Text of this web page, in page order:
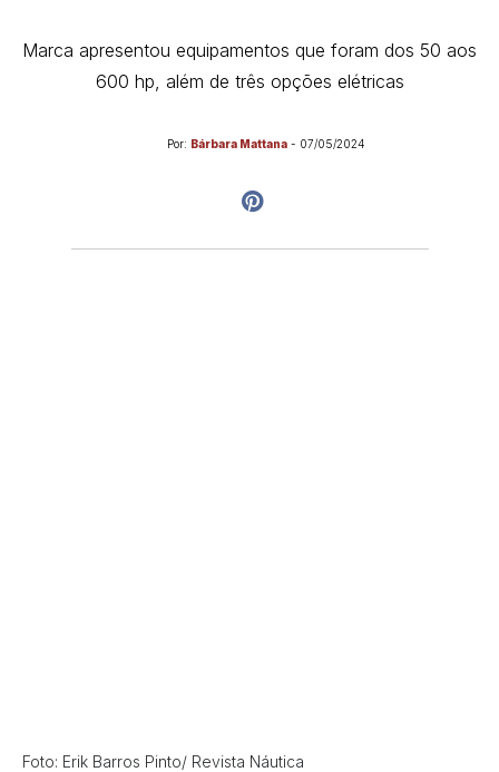
Marca apresentou equipamentos que foram dos 50 aos
600 hp, além de três opções elétricas
Por: Bárbara Mattana - 07/05/2024
Foto: Erik Barros Pinto/ Revista Náutica